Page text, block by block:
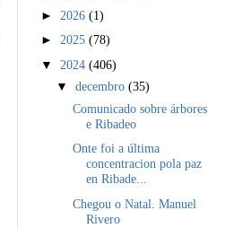
► 2026 (1)
► 2025 (78)
▼ 2024 (406)
▼decembro(35)
Comunicado sobre árbores
e Ribadeo
Onte foi a última
concentracion pola paz
en Ribade...
Chegou o Natal. Manuel
Rivero